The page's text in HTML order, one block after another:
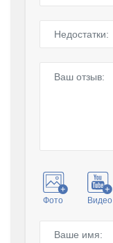
Фото Видео